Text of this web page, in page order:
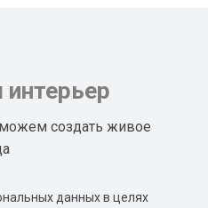
создать живое
данных в целях